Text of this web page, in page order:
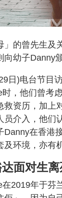
」的曾先生及
幼子Danny
日)电台节目
，他们曾考
救资历，加上
员介入，他们
Danny在香港
环境，亦有
面对生离
2019年于芬